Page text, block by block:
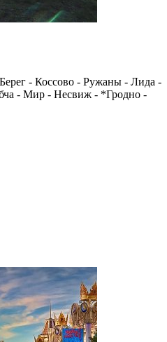
- Коссово - Ружаны - Лида -
- Мир - Несвиж - *Гродно -